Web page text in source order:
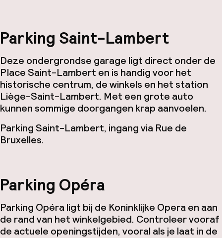
Parking Saint-Lambert
Deze ondergrondse garage ligt direct onder de
Place Saint-Lambert en is handig voor het
historische centrum, de winkels en het station
Liège-Saint-Lambert. Met een grote auto
kunnen sommige doorgangen krap aanvoelen.
Parking Saint-Lambert, ingang via Rue de
Bruxelles.
Parking Opéra
Parking Opéra ligt bij de Koninklijke Opera en aan
de rand van het winkelgebied. Controleer vooraf
de actuele openingstijden, vooral als je laat in de